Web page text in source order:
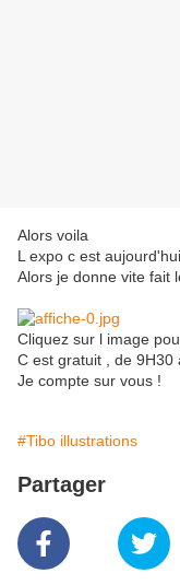
Alors voila
L expo c est aujourd'hui
Alors je donne vite fait
Cliquez sur l image
C est gratuit , de 9H30
Je compte sur vous !
#Tibo illustrations
Partager